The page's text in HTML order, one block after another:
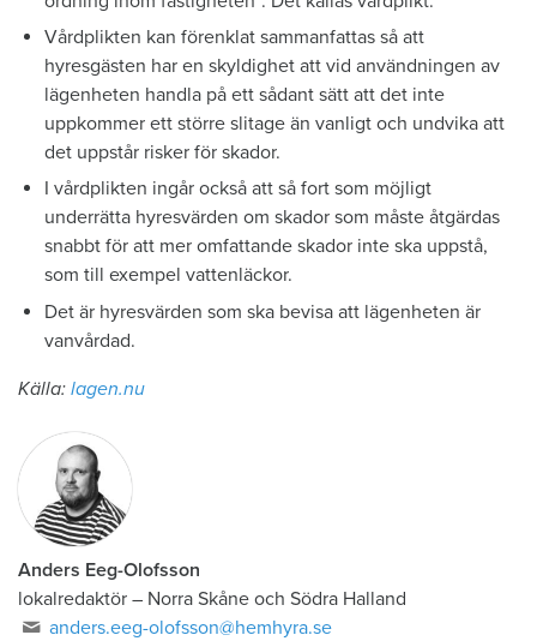
Vårdplikten kan förenklat sammanfattas så att
hyresgästen har en skyldighet att vid användningen av
lägenheten handla på ett sådant sätt att det inte
uppkommer ett större slitage än vanligt och undvika att
det uppstår risker för skador.
I vårdplikten ingår också att så fort som möjligt
underrätta hyresvärden om skador som måste åtgärdas
snabbt för att mer omfattande skador inte ska uppstå,
som till exempel vattenläckor.
Det är hyresvärden som ska bevisa att lägenheten är
vanvårdad.
Källa: lagen.nu
Anders Eeg-Olofsson
lokalredaktör – Norra Skåne och Södra Halland
anders.eeg-olofsson@hemhyra.se